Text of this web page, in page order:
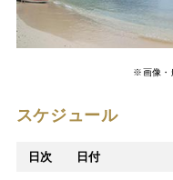
※画像・
スケジュール
日次 日付